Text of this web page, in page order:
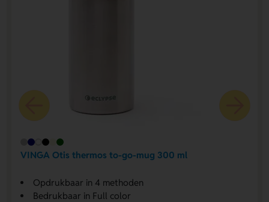
VINGA Otis thermos to-go-mug 300 ml
Opdrukbaar in 4 methoden
Bedrukbaar in Full color